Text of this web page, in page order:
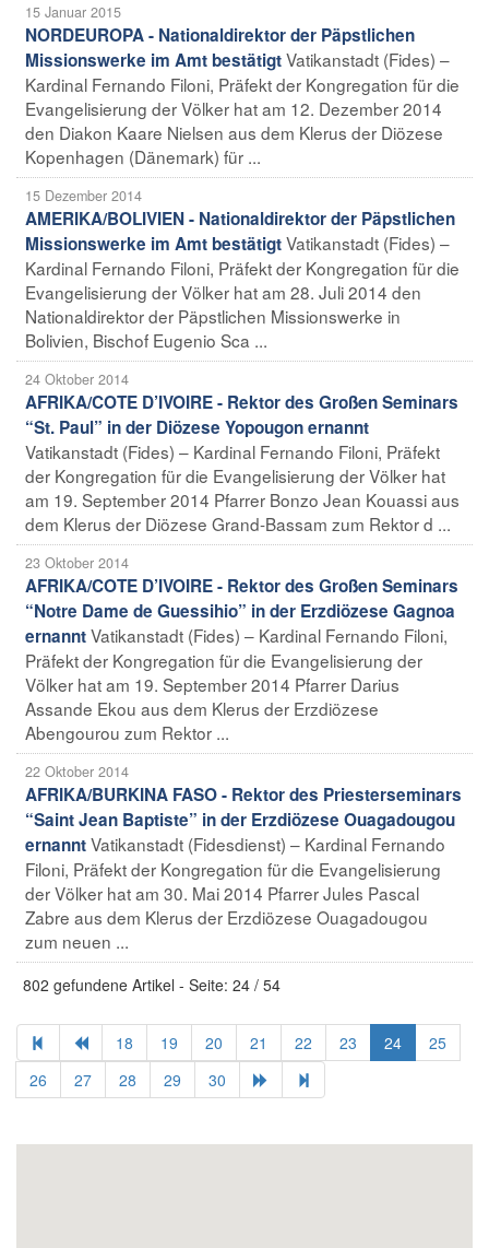
15 Januar 2015
NORDEUROPA - Nationaldirektor der Päpstlichen
Missionswerke im Amt bestätigtVatikanstadt (Fides) –
Kardinal Fernando Filoni, Präfekt der Kongregation für die
Evangelisierung der Völker hat am 12. Dezember 2014
den Diakon Kaare Nielsen aus dem Klerus der Diözese
Kopenhagen (Dänemark) für ...
15 Dezember 2014
AMERIKA/BOLIVIEN - Nationaldirektor der Päpstlichen
Missionswerke im Amt bestätigtVatikanstadt (Fides) –
Kardinal Fernando Filoni, Präfekt der Kongregation für die
Evangelisierung der Völker hat am 28. Juli 2014 den
Nationaldirektor der Päpstlichen Missionswerke in
Bolivien, Bischof Eugenio Sca ...
24 Oktober 2014
AFRIKA/COTE D’IVOIRE - Rektor des Großen Seminars
“St. Paul” in der Diözese Yopougon ernannt
Vatikanstadt (Fides) – Kardinal Fernando Filoni, Präfekt
der Kongregation für die Evangelisierung der Völker hat
am 19. September 2014 Pfarrer Bonzo Jean Kouassi aus
dem Klerus der Diözese Grand-Bassam zum Rektor d ...
23 Oktober 2014
AFRIKA/COTE D’IVOIRE - Rektor des Großen Seminars
“Notre Dame de Guessihio” in der Erzdiözese Gagnoa
ernanntVatikanstadt (Fides) – Kardinal Fernando Filoni,
Präfekt der Kongregation für die Evangelisierung der
Völker hat am 19. September 2014 Pfarrer Darius
Assande Ekou aus dem Klerus der Erzdiözese
Abengourou zum Rektor ...
22 Oktober 2014
AFRIKA/BURKINA FASO - Rektor des Priesterseminars
“Saint Jean Baptiste” in der Erzdiözese Ouagadougou
ernanntVatikanstadt (Fidesdienst) – Kardinal Fernando
Filoni, Präfekt der Kongregation für die Evangelisierung
der Völker hat am 30. Mai 2014 Pfarrer Jules Pascal
Zabre aus dem Klerus der Erzdiözese Ouagadougou
zum neuen ...
802 gefundene Artikel - Seite: 24 / 54
18 19 20 21 22 23 24
25
26
27 28 29 30